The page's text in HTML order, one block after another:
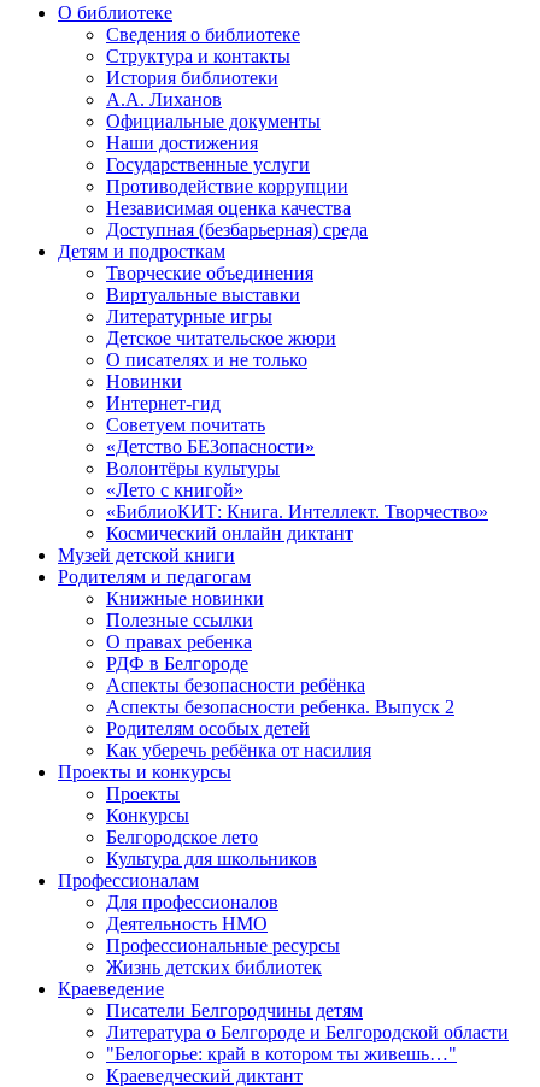
О библиотеке
Сведения о библиотеке
Структура и контакты
История библиотеки
А.А. Лиханов
Официальные документы
Наши достижения
Государственные услуги
Противодействие коррупции
Независимая оценка качества
Доступная (безбарьерная) среда
Детям и подросткам
Творческие объединения
Виртуальные выставки
Литературные игры
Детское читательское жюри
О писателях и не только
Новинки
Интернет-гид
Советуем почитать
«Детство БЕЗопасности»
Волонтёры культуры
«Лето с книгой»
«БиблиоКИТ: Книга. Интеллект. Творчество»
Космический онлайн диктант
Музей детской книги
Родителям и педагогам
Книжные новинки
Полезные ссылки
О правах ребенка
РДФ в Белгороде
Аспекты безопасности ребёнка
Аспекты безопасности ребенка. Выпуск 2
Родителям особых детей
Как уберечь ребёнка от насилия
Проекты и конкурсы
Проекты
Конкурсы
Белгородское лето
Культура для школьников
Профессионалам
Для профессионалов
Деятельность НМО
Профессиональные ресурсы
Жизнь детских библиотек
Краеведение
Писатели Белгородчины детям
Литература о Белгороде и Белгородской области
"Белогорье: край в котором ты живешь…"
Краеведческий диктант